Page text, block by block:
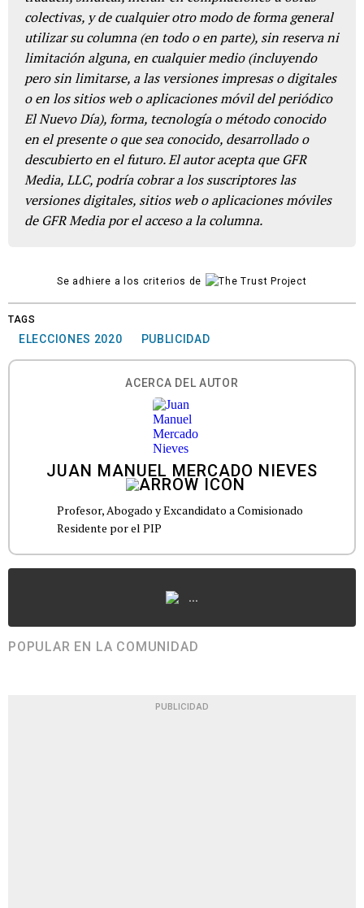
colectivas, y de cualquier otro modo de forma general
utilizar su columna (en todo o en parte), sin reserva ni
limitación alguna, en cualquier medio (incluyendo
pero sin limitarse, a las versiones impresas o digitales
o en los sitios web o aplicaciones móvil del periódico
El Nuevo Día), forma, tecnología o método conocido
en el presente o que sea conocido, desarrollado o
descubierto en el futuro. El autor acepta que GFR
Media, LLC, podría cobrar a los suscriptores las
versiones digitales, sitios web o aplicaciones móviles
de GFR Media por el acceso a la columna.
Se adhiere a los criterios de
TAGS
ELECCIONES 2020 PUBLICIDAD
ACERCA DEL AUTOR
JUAN MANUEL MERCADO NIEVES
Profesor, Abogado y Excandidato a Comisionado
Residente por el PIP
...
POPULAR EN LA COMUNIDAD
PUBLICIDAD